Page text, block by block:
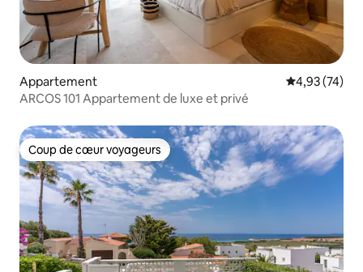
Appartement Évaluation
4,93 (74)
ARCOS 101 Appartement de luxe et privé
Coup de cœur voyageurs
Coup de cœur voyageurs